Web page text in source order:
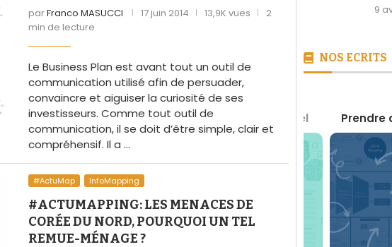
parFranco MASUCCI 17 juin 2014 13,9K vues
2
min de lecture
Le Business Plan est avant tout un outil de
communication utilisé afin de persuader,
convaincre et aiguiser la curiosité de ses
investisseurs. Comme tout outil de
communication, il se doit d’être simple, clair et
compréhensif. Il a …
#ActuMap InfoMapping
#ACTUMAPPING: LES MENACES DE
CORÉE DU NORD, POURQUOI UN TEL
REMUE-MÉNAGE ?
9
NOS ECRITS
[LIVRE] 26,90 €
La Boite à Outils du Management Visuel Prendre